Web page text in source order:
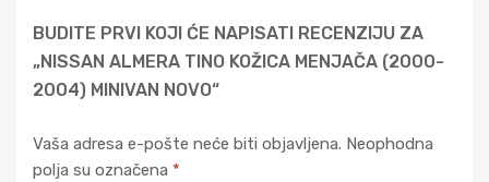
BUDITE PRVI KOJI ĆE NAPISATI RECENZIJU ZA
„NISSAN ALMERA TINO KOŽICA MENJAČA (2000-
2004) MINIVAN NOVO“
Vaša adresa e-pošte neće biti objavljena. Neophodna
polja su označena *